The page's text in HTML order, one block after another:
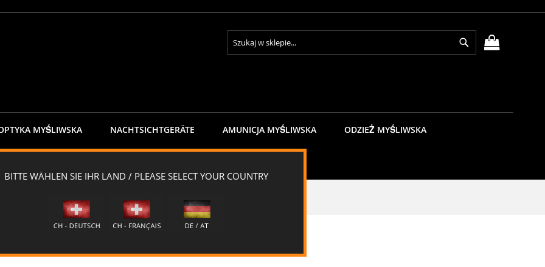
Search
Search
MYŚLIWSKA NACHTSICHTGERÄTE AMUNICJA MYŚLIWSKA ODZIEŻ MYŚLIWSKA